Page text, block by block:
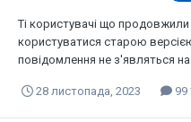
Ті користувачі що продовжили
користуватися старою
повідомлення не з'являться
28 листопада, 2023 99